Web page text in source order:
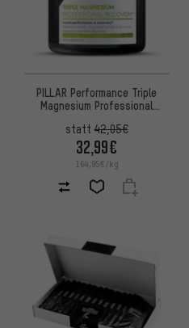
PILLAR Performance Triple
Magnesium Professional
statt42,05€
32,99€
164,95€/kg